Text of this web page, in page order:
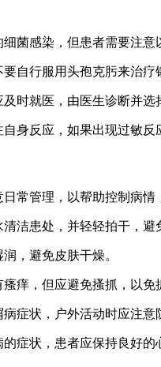
菌感染，但患者需要注意
自行服用头孢克肟来治疗
时就医，由医生诊断并选
身反应，如果出现过敏反
常管理，以帮助控制病
洁患处，并轻轻拍干，避
，避免皮肤干燥。
痒，但应避免搔抓，以免
症状，户外活动时应注意
症状，患者应保持良好的